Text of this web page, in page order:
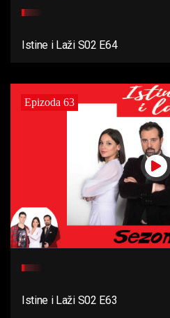
Istine i Laži S02 E64
Epizoda 63
Istine i Laži S02 E63